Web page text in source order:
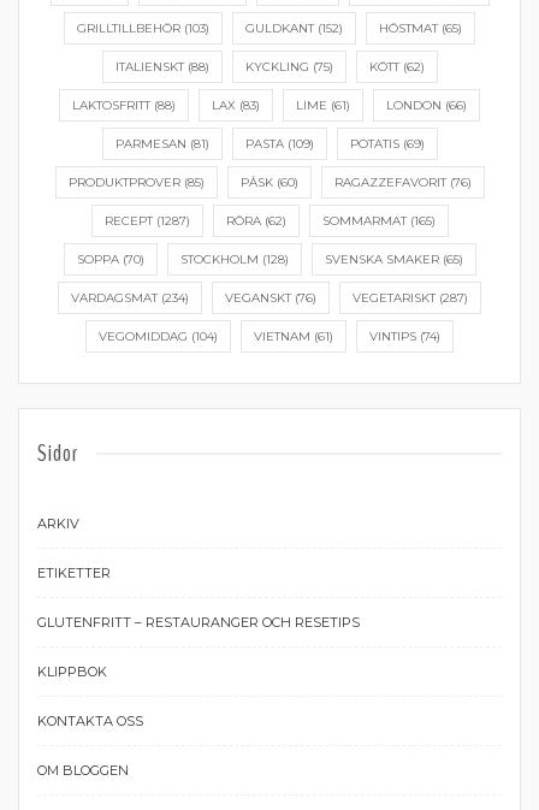
GRILLTILLBEHÖR (103) GULDKANT(152) HÖSTMAT(65)
ITALIENSKT(88) KYCKLING (75) KÖTT(62)
LAKTOSFRITT(88) LAX (83) LIME (61) LONDON (66)
PARMESAN (81) PASTA(109) POTATIS(69)
PRODUKTPROVER(85) PÅSK(60) RAGAZZEFAVORIT(76)
RECEPT(1287) RÖRA(62) SOMMARMAT(165)
SOPPA(70) STOCKHOLM (128) SVENSKA SMAKER(65)
VARDAGSMAT(234) VEGANSKT(76) VEGETARISKT(287)
VEGOMIDDAG (104) VIETNAM (61) VINTIPS (74)
Sidor
ARKIV
ETIKETTER
GLUTENFRITT – RESTAURANGER OCH RESETIPS
KLIPPBOK
KONTAKTA OSS
OM BLOGGEN